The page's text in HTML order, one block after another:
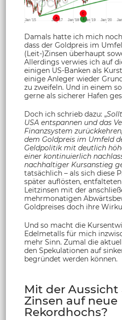
Damals hatte ich mich
dass der Goldpreis im
(Leit-)Zinsen überhaupt
Allerdings verwies ich auf
einigen US-Banken als
einige Anleger wieder
zu zweifeln. Und in einem
gerne als sicherer Hafen
Doch ich schrieb dazu: „
USA entspannen und das
Finanzsystem
dem Goldpreis im Umfeld
Geldpolitik mit deutlich
einer kontinuierlich
nachhaltiger Kursanstieg
tatsächlich – als sich diese
später auflösten,
Leitzinsen mit der
mehrmonatigen
Goldpreises doch ihre
Und so macht die
Edelmetalls für mich
mehr Sinn. Zumal die
den Spekulationen auf
begründet werden können.
Mit der
Zinsen auf neue
Rekordhochs?